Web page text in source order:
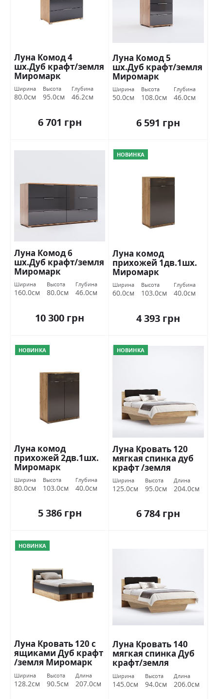
Луна Комод 4
шх.Дуб крафт/земля
Миромарк
Ширина
80.0см
Высота
95.0см
Глубина
46.2см
6 701 грн
Луна Комод 5
шх.Дуб крафт/земля
Миромарк
Ширина
50.0см
Высота
108.0см
Глубина
46.0см
6 591 грн
Луна Комод 6
шх.Дуб крафт/земля
Миромарк
Ширина
160.0см
Высота
80.0см
Глубина
46.0см
10 300 грн
НОВИНКА
Луна комод
прихожей 1дв.1шх.
Миромарк
Ширина
60.0см
Высота
103.0см
Глубина
40.0см
4 393 грн
НОВИНКА
Луна комод
прихожей 2дв.1шх.
Миромарк
Ширина
80.0см
Высота
103.0см
Глубина
40.0см
5 386 грн
НОВИНКА
Луна Кровать 120
мягкая спинка дуб
крафт /земля
Миромарк
Ширина
125.0см
Высота
95.0см
Длина
204.0см
6 784 грн
НОВИНКА
Луна Кровать 120 с
ящиками Дуб крафт
/земля Миромарк
Ширина
128.2см
Высота
90.5см
Длина
207.0см
Луна Кровать 140
мягкая спинка Дуб
крафт/земля
Миромарк
Ширина
145.0см
Высота
94.0см
Длина
206.0см